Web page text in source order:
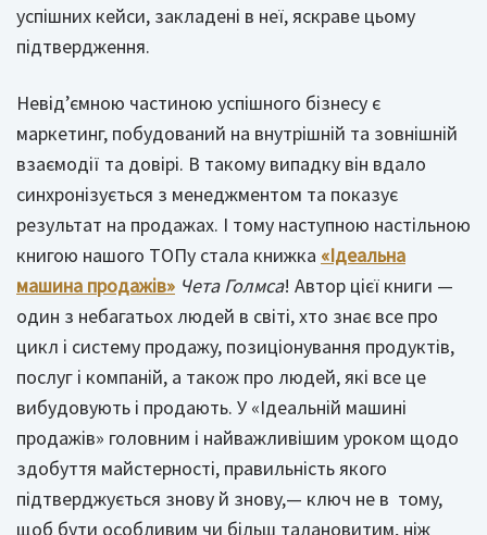
успішних кейси, закладені в неї, яскраве цьому
підтвердження.
Невід’ємною частиною успішного бізнесу є
маркетинг, побудований на внутрішній та зовнішній
взаємодії та довірі. В такому випадку він вдало
синхронізується з менеджментом та показує
результат на продажах. І тому наступною настільною
книгою нашого ТОПу стала книжка «Ідеальна
машина продажів» Чета Голмса! Автор цієї книги —
один з небагатьох людей в світі, хто знає все про
цикл і систему продажу, позиціонування продуктів,
послуг і компаній, а також про людей, які все це
вибудовують і продають. У «Ідеальній машині
продажів» головним і найважливішим уроком щодо
здобуття майстерності, правильність якого
підтверджується знову й знову,— ключ не в тому,
щоб бути особливим чи більш талановитим, ніж